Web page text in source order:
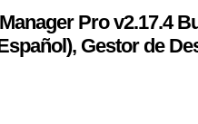
Pro v2.17.4
Gestor de